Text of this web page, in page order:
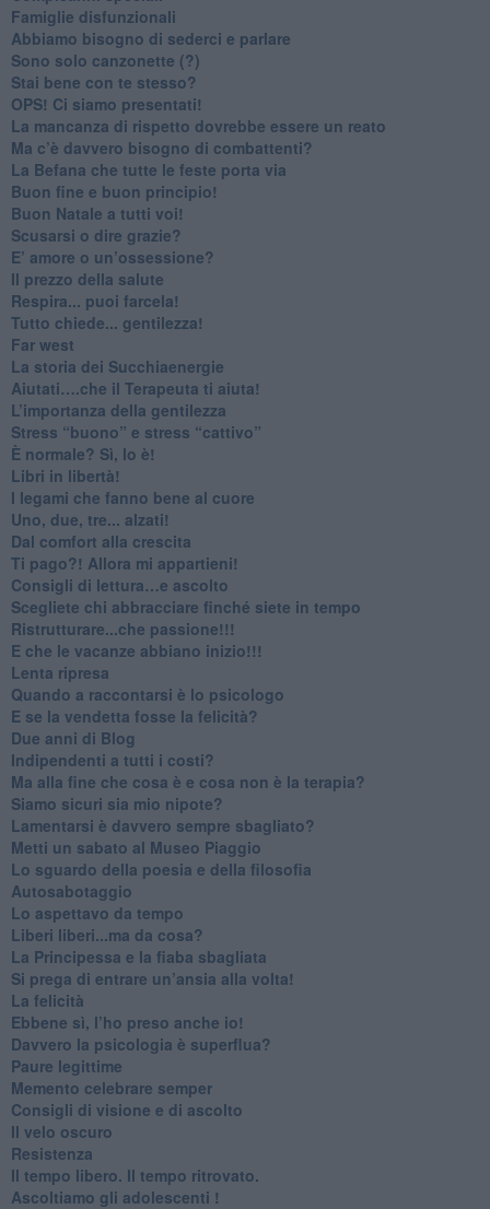
​Famiglie disfunzionali
​Abbiamo bisogno di sederci e parlare
Sono solo canzonette (?)
​Stai bene con te stesso?
​OPS! Ci siamo presentati!
​La mancanza di rispetto dovrebbe essere un reato
​Ma c’è davvero bisogno di combattenti?
​La Befana che tutte le feste porta via
Buon fine e buon principio!
​Buon Natale a tutti voi!
​Scusarsi o dire grazie?
​E’ amore o un’ossessione?
​Il prezzo della salute
​Respira... puoi farcela!
​Tutto chiede... gentilezza!
​Far west
​La storia dei Succhiaenergie
​Aiutati….che il Terapeuta ti aiuta!
​L’importanza della gentilezza
​Stress “buono” e stress “cattivo”
​È normale? Sì, lo è!
​Libri in libertà!
​I legami che fanno bene al cuore
Uno, due, tre... alzati!​
​Dal comfort alla crescita
​Ti pago?! Allora mi appartieni!​
​Consigli di lettura…e ascolto
​Scegliete chi abbracciare finché siete in tempo
​Ristrutturare...che passione!!!
​E che le vacanze abbiano inizio!!!
​Lenta ripresa
​Quando a raccontarsi è lo psicologo
​E se la vendetta fosse la felicità?
​Due anni di Blog
​Indipendenti a tutti i costi?
​Ma alla fine che cosa è e cosa non è la terapia?
​Siamo sicuri sia mio nipote?
​Lamentarsi è davvero sempre sbagliato?
​Metti un sabato al Museo Piaggio
​Lo sguardo della poesia e della filosofia
Autosabotaggio
​Lo aspettavo da tempo
​Liberi liberi...ma da cosa?
​La Principessa e la fiaba sbagliata
Si prega di entrare un’ansia alla volta!
​La felicità
​Ebbene sì, l’ho preso anche io!
​Davvero la psicologia è superflua?
Paure legittime
​Memento celebrare semper
​Consigli di visione e di ascolto
​Il velo oscuro
Resistenza
​Il tempo libero. Il tempo ritrovato.
Ascoltiamo gli adolescenti !